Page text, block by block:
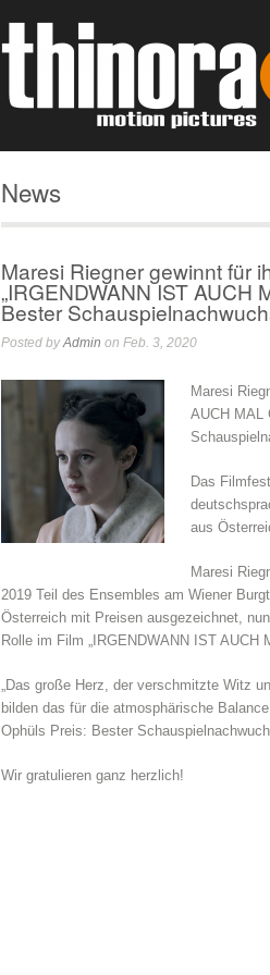
News
Maresi Riegner gewinnt für
„IRGENDWANN IST AUCH
Bester
Posted byAdmin on Feb. 3, 2020
Maresi
AUCH MAL
Das
aus
Maresi
2019 Teil des Ensembles am Wiener
Österreich mit Preisen ausgezeichnet,
Rolle im Film „IRGENDWANN IST AUCH
„Das große Herz, der verschmitzte Witz
bilden das für die atmosphärische
Ophüls Preis: Bester
Wir gratulieren ganz herzlich!